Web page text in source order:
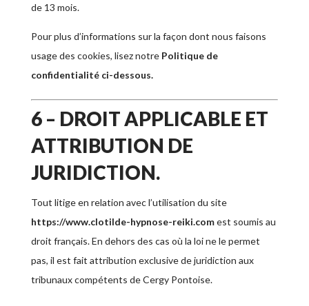
de 13 mois.
Pour plus d’informations sur la façon dont nous faisons
usage des cookies, lisez notre Politique de
confidentialité ci-dessous.
6 – DROIT APPLICABLE ET
ATTRIBUTION DE
JURIDICTION.
Tout litige en relation avec l’utilisation du site
https://www.clotilde-hypnose-reiki.comest soumis au
droit français. En dehors des cas où la loi ne le permet
pas, il est fait attribution exclusive de juridiction aux
tribunaux compétents de Cergy Pontoise.